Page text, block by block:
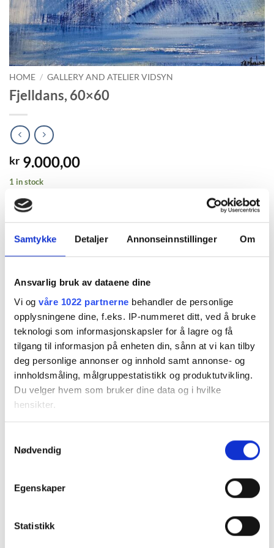
Samtykke Detaljer Annonseinnstillinger Om
Ansvarlig bruk av dataene dine
Vi og våre 1022 partnerne behandler de personlige
opplysningene dine, f.eks. IP-nummeret ditt, ved å bruke
teknologi som informasjonskapsler for å lagre og få
tilgang til informasjon på enheten din, sånn at vi kan tilby
deg personlige annonser og innhold samt annonse- og
innholdsmåling, målgruppestatistikk og produktutvikling.
Du velger hvem som bruker dine data og i hvilke
hensikter.
Innhente informasjon om den geografiske
Identifisere enheten din ved å aktivt skanne den
Undermer info
kan du lese om hvordan dine personlige
Nødvendig
Egenskaper
Statistikk
HOME / GALLERY AND ATELIER VIDSYN
Fjelldans, 60×60
kr 9.000,00
1 in stock
SKU:461
Category:Gallery and Atelier Vidsyn
RELATED PRODUCTS
GALLERY AND ATELIER VIDSYN
Som ringer i vann, 80×60
ADD TO BASKET
GALLERY AND ATELIER VIDSYN
Aurora danser over seterbo,